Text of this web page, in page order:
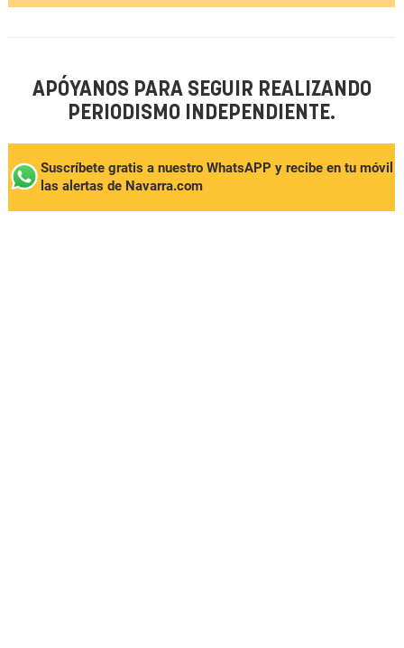
APÓYANOS PARA SEGUIR REALIZANDO
PERIODISMO INDEPENDIENTE.
Suscríbete gratis a nuestro WhatsAPP y recibe en tu móvil
las alertas de Navarra.com